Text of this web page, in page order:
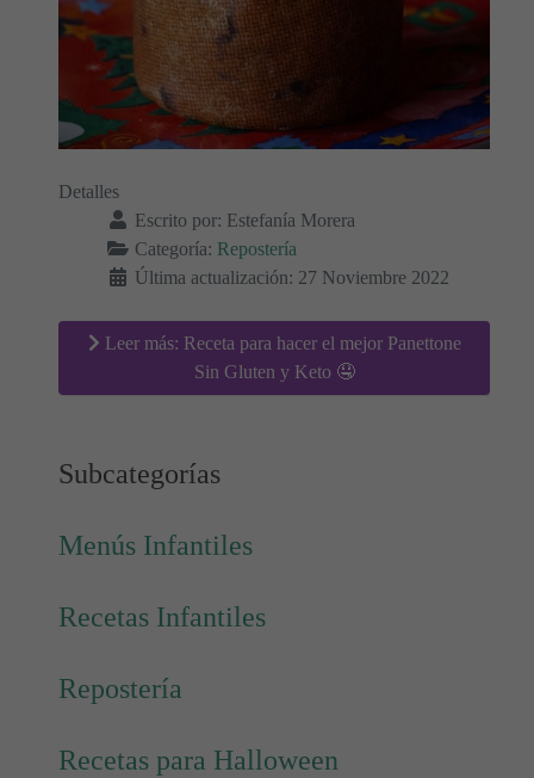
Detalles
Escrito por: Estefanía Morera
Categoría: Repostería
Última actualización: 27 Noviembre 2022
Leer más: Receta para hacer el mejor Panettone
Sin Gluten y Keto 🤤
Subcategorías
Menús Infantiles
Recetas Infantiles
Repostería
Recetas para Halloween